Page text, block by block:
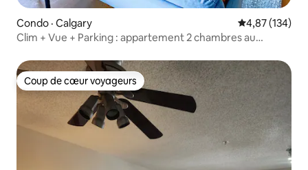
Condo · Calgary Note
4,87 (134)
Clim + Vue + Parking : appartement 2 chambres au
Coup de cœur voyageurs
Coup de cœur voyageurs